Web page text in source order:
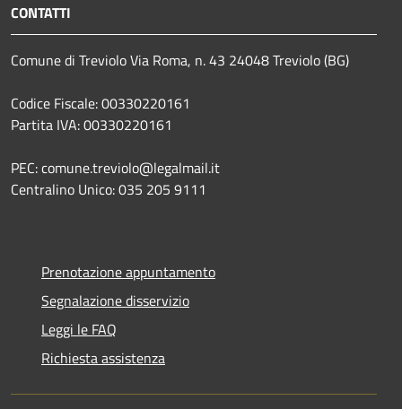
CONTATTI
Comune di Treviolo Via Roma, n. 43 24048 Treviolo (BG)
Codice Fiscale: 00330220161
Partita IVA: 00330220161
PEC: comune.treviolo@legalmail.it
Centralino Unico:035 205 9111
Prenotazione appuntamento
Segnalazione disservizio
Leggi le FAQ
Richiesta assistenza